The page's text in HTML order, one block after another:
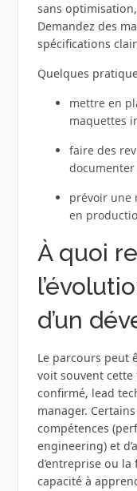
sans
Demandez des
spécifications
Quelques
mettre en
maquettes
faire des
prévoir une
en
À quoi
d’un
Le parcours peut
voit souvent
confirmé, lead
manager.
compétences
engineering) et
d’entreprise ou la
capacité à